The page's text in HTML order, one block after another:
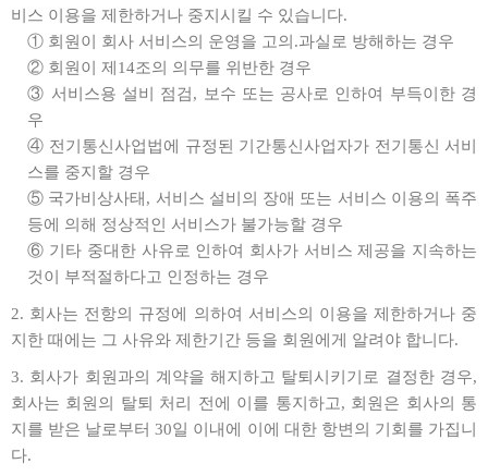
비스 이용을 제한하거나 중지시킬 수 있습니다.
① 회원이 회사 서비스의 운영을 고의.과실로 방해하는 경우
② 회원이 제14조의 의무를 위반한 경우
③ 서비스용 설비 점검, 보수 또는 공사로 인하여 부득이한 경
우
④ 전기통신사업법에 규정된 기간통신사업자가 전기통신 서비
스를 중지할 경우
⑤ 국가비상사태, 서비스 설비의 장애 또는 서비스 이용의 폭주
등에 의해 정상적인 서비스가 불가능할 경우
⑥ 기타 중대한 사유로 인하여 회사가 서비스 제공을 지속하는
것이 부적절하다고 인정하는 경우
2. 회사는 전항의 규정에 의하여 서비스의 이용을 제한하거나 중
지한 때에는 그 사유와 제한기간 등을 회원에게 알려야 합니다.
3. 회사가 회원과의 계약을 해지하고 탈퇴시키기로 결정한 경우,
회사는 회원의 탈퇴 처리 전에 이를 통지하고, 회원은 회사의 통
지를 받은 날로부터 30일 이내에 이에 대한 항변의 기회를 가집니
다.